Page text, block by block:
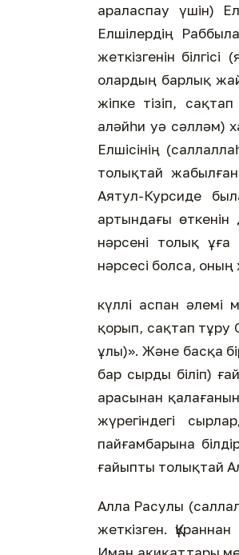
араласпау үшін)
Елшілердің
жеткізгенін
олардың барлық
жіпке тізіп,
аләйһи уә сәлләм)
Елшісінің
толықтай
Аятул-Курсиде
артындағы
нәрсені толық
нәрсесі болса, оның
күллі аспан әлемі
қорып, сақтап тұру
ұлы)». Және басқа
бар сырды біліп)
арасынан
жүрегіндегі
пайғамбарына
ғайыпты толықтай
Алла Расулы
жеткізген.